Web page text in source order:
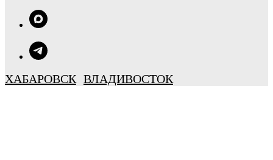
ХАБАРОВСК ВЛАДИВОСТОК